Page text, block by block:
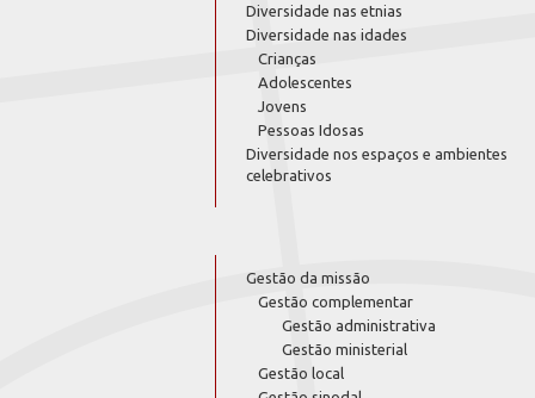
Diversidade nas etnias
Diversidade nas idades
Crianças
Adolescentes
Jovens
Pessoas Idosas
Diversidade nos espaços e ambientes
celebrativos
Gestão da missão
Gestão complementar
Gestão administrativa
Gestão ministerial
Gestão local